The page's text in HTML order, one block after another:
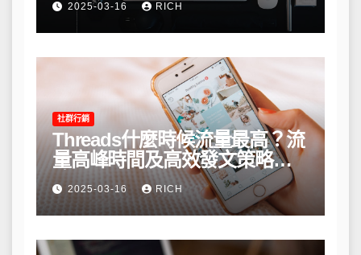
2025-03-16 RICH
社群行銷
Threads什麼時候流量最高？流
量高峰時間及高效發文策略攻
略2025-03-16 RICH